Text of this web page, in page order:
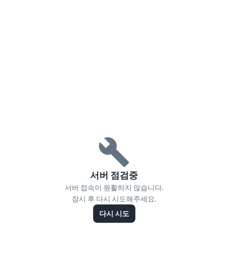
서버 점검중
서버 접속이 원활하지 않습니다.
잠시 후 다시 시도해주세요.
다시 시도